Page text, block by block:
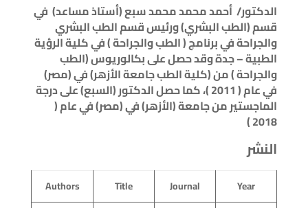
الدكتور/ أحمد محمد محمد سبع (أستاذ مساعد)في
قسم (الطب البشري) ورئيس قسم الطب البشري
والجراحة في برنامج ( الطب والجراحة ) في كلية الرؤية
الطبية–جدة وقد حصل على بكالوريوس (الطب
والجراحة ) من (كلية الطب جامعة الأزهر) في (مصر)
في عام ( 2011 )، كما حصل الدكتور (السبع) على درجة
الماجستير من جامعة (الأزهر) في (مصر) في عام (
2018 )
النشر
Year
Journal
Title
Authors